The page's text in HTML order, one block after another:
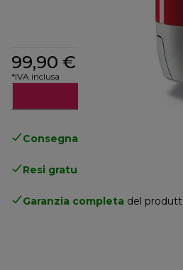
99,90 €
*IVA inclusa
Consegna gratuita standard
Resi gratuiti
Garanzia completa del